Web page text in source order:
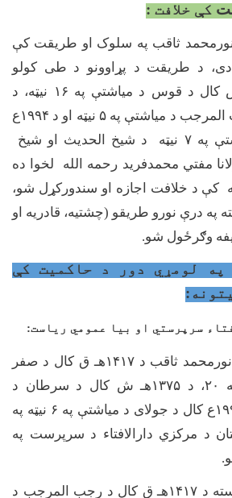
کې خلافت :
ثاقب په سلوک او طریقت کې
د طریقت د پړاوونو د طی کولو
کال د قوس د میاشتې په ۱۶ نیټه، د
المرجب د میاشتې په۵ نیټه او د ۱۹۹۴ع
په۷ نیټه د شیخ الحدیث او شیخ
مفتي محمدفرید رحمه الله لخوا ده
کې د خلافت اجازه او سندورکړل شو،
په درې نورو طریقو (چشتیه، قادریه او
وګرځول شو.
په لومړي دور د حاکميت کې
سرپرستي او بيا عمومي رياست:
ثاقب د۱۴۱۷هـ ق کال د صفر
۲۰، د ۱۳۷۵هـ ش کال د سرطان د
ع کال د جولای د میاشتې په ۶ نیټه په
د مرکزي دارالافتاء د سرپرست په
د ۱۴۱۷هـ ق کال د رجب المرجب د